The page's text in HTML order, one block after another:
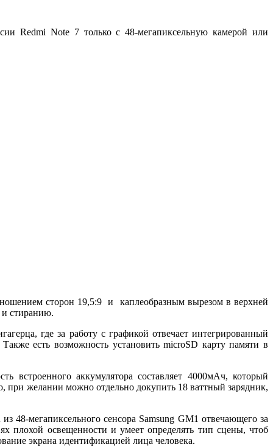
Redmi Note 7 только с 48-мегапиксельную камерой или
сторон 19,5:9 и каплеобразным вырезом в верхней
и стиранию.
где за работу с графикой отвечает интегрированный
есть возможность установить microSD карту памяти в
встроенного аккумулятора составляет 4000мАч, который
при желании можно отдельно докупить 18 ваттный зарядник,
48-мегапиксельного сенсора Samsung GM1 отвечающего за
плохой освещенности и умеет определять тип сцены, чтоб
экрана идентификацией лица человека.